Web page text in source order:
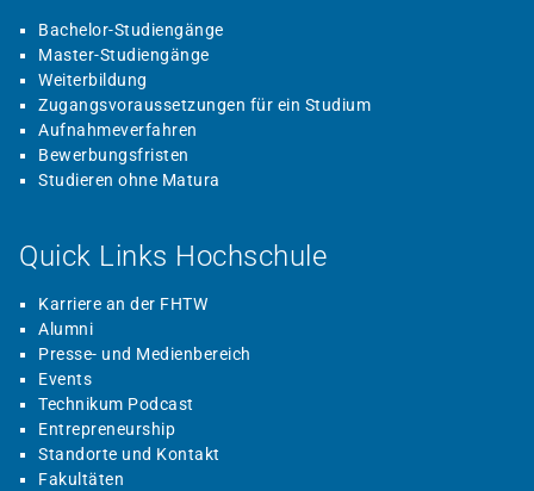
Bachelor-Studiengänge
Master-Studiengänge
Weiterbildung
Zugangsvoraussetzungen für ein Studium
Aufnahmeverfahren
Bewerbungsfristen
Studieren ohne Matura
Quick Links Hochschule
Karriere an der FHTW
Alumni
Presse- und Medienbereich
Events
Technikum Podcast
Entrepreneurship
Standorte und Kontakt
Fakultäten